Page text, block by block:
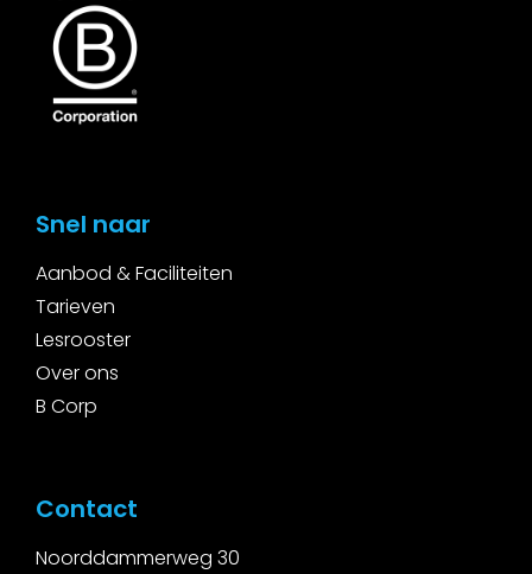
Snel naar
Aanbod & Faciliteiten
Tarieven
Lesrooster
Over ons
B Corp
Contact
Noorddammerweg 30